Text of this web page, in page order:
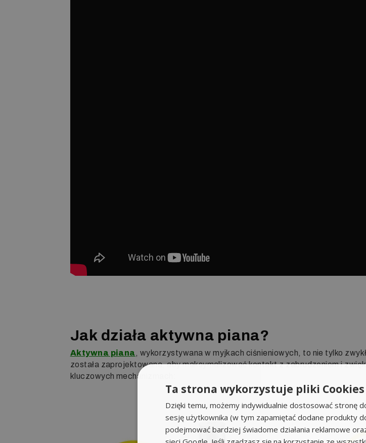
Jak działa aktywna piana?
Aktywna piana, wykorzystywana w myjkach ciśnieniowych, to nie tylko
została zaprojektowana, aby maksymalizować kontakt z zabrudzeniem i
kluczowych mechanizmach:
Ta strona wykorzystuje pliki Cookies
Dzięki temu, możemy indywidualnie dostosować stronę
sesję użytkownika (w tym zapamiętać dodane produkty
podejmować bardziej świadome działania reklamowe